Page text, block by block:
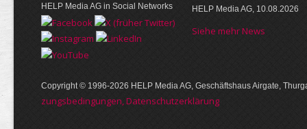
HELP Media AG in Social Networks HELP Media AG, 10.08.2026
Siehe mehr News
Copyright © 1996-2026 HELP Media AG, Geschäftshaus Airgate,
zungs­bedin­gungen, Daten­schutz­er­klärung